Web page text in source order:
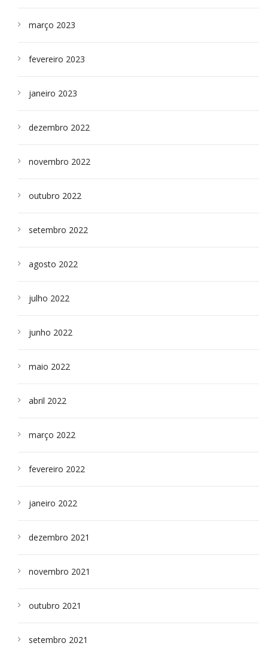
março 2023
fevereiro 2023
janeiro 2023
dezembro 2022
novembro 2022
outubro 2022
setembro 2022
agosto 2022
julho 2022
junho 2022
maio 2022
abril 2022
março 2022
fevereiro 2022
janeiro 2022
dezembro 2021
novembro 2021
outubro 2021
setembro 2021